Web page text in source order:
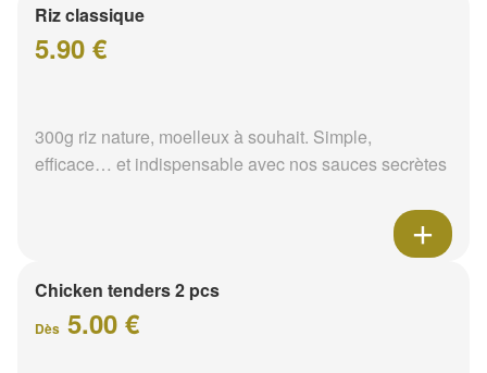
Riz classique
5.90 €
300g riz nature, moelleux à souhait. Simple,
efficace… et indispensable avec nos sauces secrètes
Chicken tenders 2 pcs
Dès 5.00 €